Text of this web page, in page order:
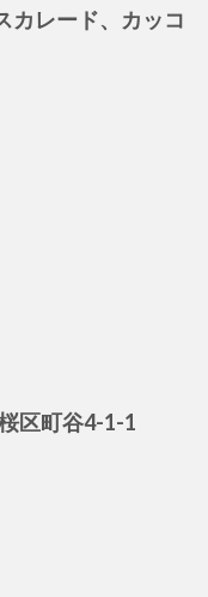
カレード、カッコ
区町谷4-1-1